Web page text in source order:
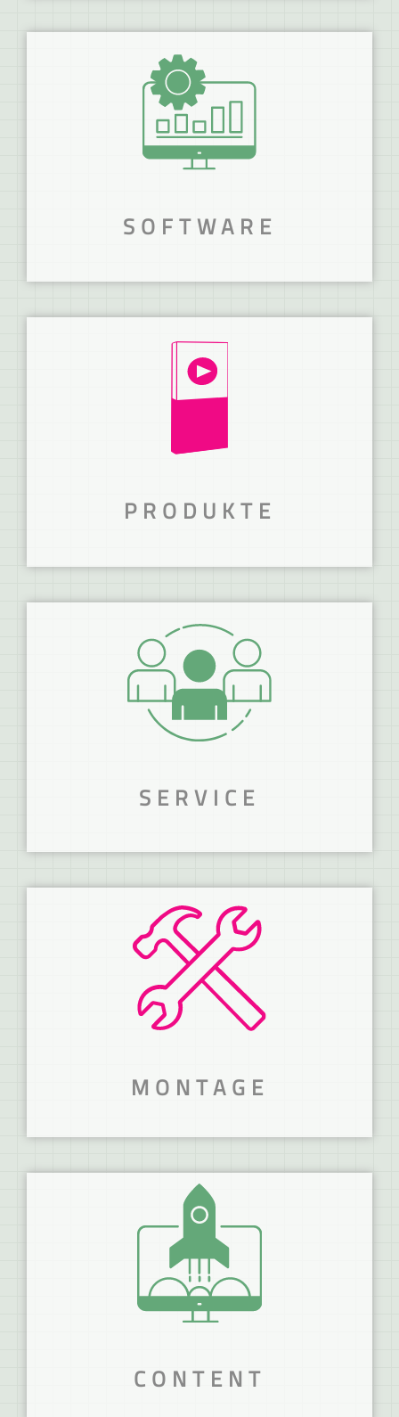
WIR NEHMEN DICH
AN DIE HAND!
Mit deiner Branchenlösungen Zeit und
SOFTWARE
VIELSEITIG UND
FLEXIBEL.
Unsere cloudbasierte Digital Signage
PRODUKTE
MANUFAKTUR STATT
MASSENWARE!
Vom Prototyp bis zur Serie.
MEHR ERFAHREN
CONTENT
MONTAGE
NICHT DAS PASSENDE
WERKZEUG?
Wir bieten stressfreien Montageservice.
MEHR ERFAHREN
SERVICE
SORGLOSES
SERVICEPAKET
GEFÄLLIG?
Regelmäßiger Wartungsservice garantiert
lange Lebensdauer.